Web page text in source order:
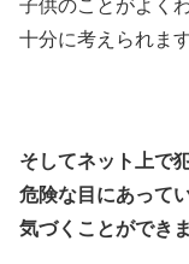
子供のことがよく
十分に考えられます
そしてネット上で
危険な目にあって
気づくことができ